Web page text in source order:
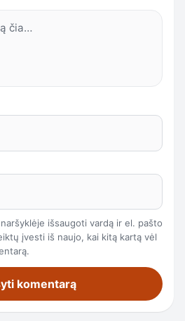
išsaugoti vardą ir el. pašto
įvesti iš naujo, kai kitą kartą vėl